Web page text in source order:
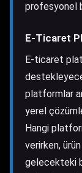
profesyonel
E-Ticaret
E-ticaret
platformlar
yerel
Hangi
verirken,
gelecekteki